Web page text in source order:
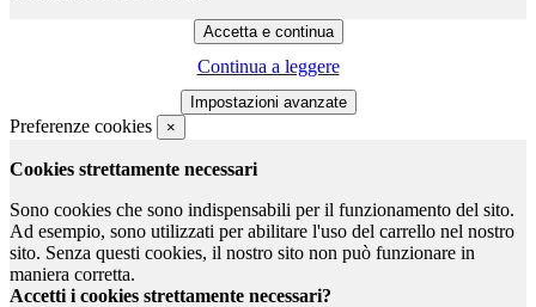
Continua a leggere
Preferenze cookies ×
Cookies strettamente necessari
Sono cookies che sono indispensabili per il funzionamento del sito.
Ad esempio, sono utilizzati per abilitare l'uso del carrello nel nostro
sito. Senza questi cookies, il nostro sito non può funzionare in
maniera corretta.
Accetti i cookies strettamente necessari?